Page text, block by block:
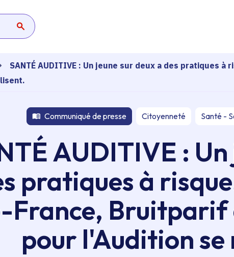
Lancer la recherche
SANTÉ AUDITIVE : Un jeune sur deux a des pratiques
Communiqué de presse Citoyenneté Santé -
AUDITIVE :
pratiques à
France, Bruitparif
pour l'Audition